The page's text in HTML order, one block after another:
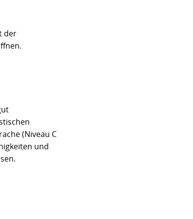
der
(Niveau C
und